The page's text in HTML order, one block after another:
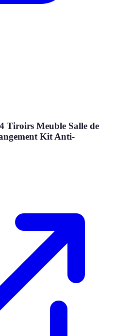
Tiroirs Meuble Salle de
Kit Anti-